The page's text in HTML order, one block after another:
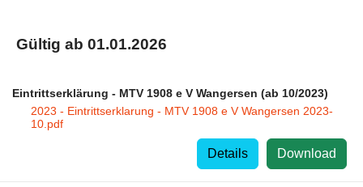
Gültig ab 01.01.2026
Eintrittserklärung - MTV 1908 e V Wangersen (ab 10/2023)
2023 - Eintrittserklarung - MTV 1908 e V Wangersen 2023-
10.pdf
Download
Details